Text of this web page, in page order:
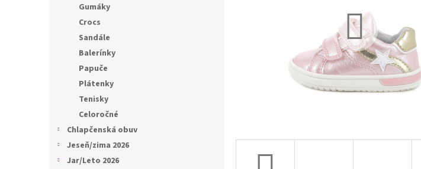
Gumáky
Crocs
Sandále
Balerínky
Papuče
Plátenky
Tenisky
Celoročné
Chlapčenská obuv
Jeseň/zima 2026
Jar/Leto 2026